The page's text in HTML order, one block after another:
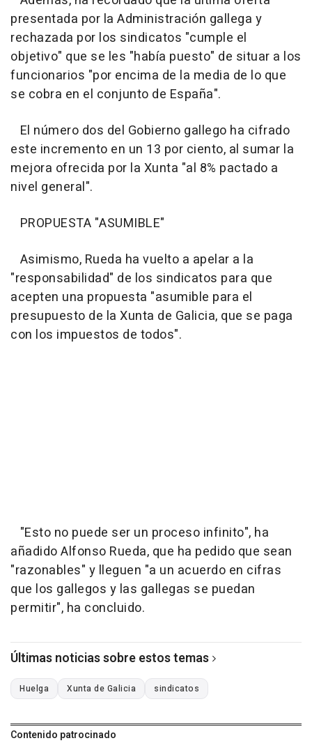
presentada por la Administración gallega y
rechazada por los sindicatos "cumple el
objetivo" que se les "había puesto" de situar a los
funcionarios "por encima de la media de lo que
se cobra en el conjunto de España".
El número dos del Gobierno gallego ha cifrado
este incremento en un 13 por ciento, al sumar la
mejora ofrecida por la Xunta "al 8% pactado a
nivel general".
PROPUESTA "ASUMIBLE"
Asimismo, Rueda ha vuelto a apelar a la
"responsabilidad" de los sindicatos para que
acepten una propuesta "asumible para el
presupuesto de la Xunta de Galicia, que se paga
con los impuestos de todos".
"Esto no puede ser un proceso infinito", ha
añadido Alfonso Rueda, que ha pedido que sean
"razonables" y lleguen "a un acuerdo en cifras
que los gallegos y las gallegas se puedan
permitir", ha concluido.
Últimas noticias sobre estos temas
Huelga Xunta de Galicia sindicatos
Contenido patrocinado